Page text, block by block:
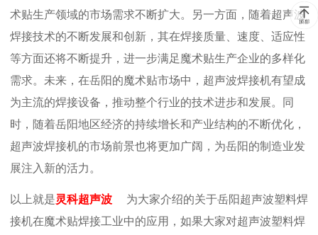
术贴生产领域的市场需求不断扩大。另一方面，随着超声波
焊接技术的不断发展和创新，其在焊接质量、速度、适应性
等方面还将不断提升，进一步满足魔术贴生产企业的多样化
需求。未来，在岳阳的魔术贴市场中，超声波焊接机有望成
为主流的焊接设备，推动整个行业的技术进步和发展。同
时，随着岳阳地区经济的持续增长和产业结构的不断优化，
超声波焊接机的市场前景也将更加广阔，为岳阳的制造业发
展注入新的活力。
以上就是灵科超声波
为大家介绍的关于岳阳超声波塑料焊
接机在魔术贴焊接工业中的应用，如果大家对超声波塑料焊